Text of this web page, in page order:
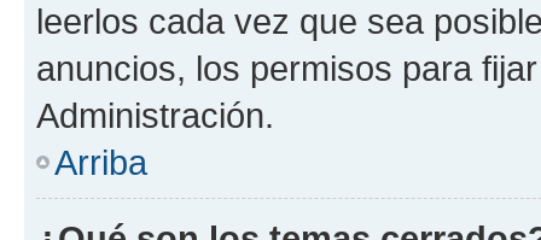
leerlos cada vez que sea
anuncios, los permisos para
Administración.
Arriba